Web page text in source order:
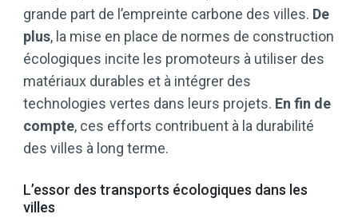
grande part de l’empreinte carbone des villes. De
plus, la mise en place de normes de construction
écologiques incite les promoteurs à utiliser des
matériaux durables et à intégrer des
technologies vertes dans leurs projets. En fin de
compte, ces efforts contribuent à la durabilité
des villes à long terme.
L’essor des transports écologiques dans les
villes